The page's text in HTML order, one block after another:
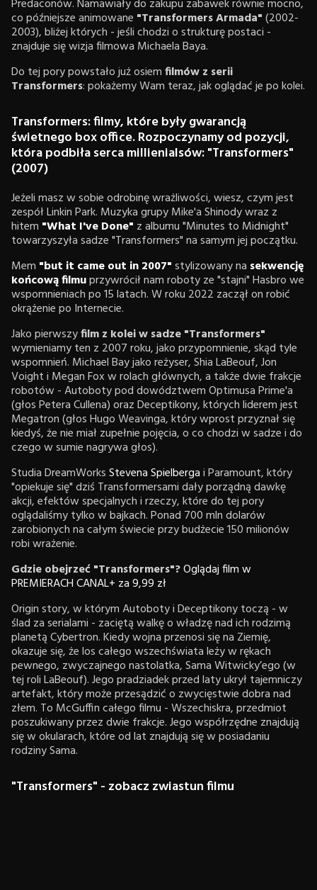
Predaconów. Namawiały do zakupu zabawek równie mocno,
co późniejsze animowane "Transformers Armada"(2002-
2003), bliżej których - jeśli chodzi o strukturę postaci -
znajduje się wizja filmowa Michaela Baya.
Do tej pory powstało już osiemfilmów z serii
Transformers:pokażemy Wam teraz, jak oglądać je po kolei.
Transformers: filmy, które były gwarancją
świetnego box office. Rozpoczynamy od pozycji,
która podbiła serca millienialsów: "Transformers"
(2007)
Jeżeli masz w sobie odrobinę wrażliwości, wiesz, czym jest
zespół Linkin Park. Muzyka grupy Mike'a Shinody wraz z
hitem "What I've Done" z albumu "Minutes to Midnight"
towarzyszyła sadze "Transformers" na samym jej początku.
Mem "but it came out in 2007"stylizowany na sekwencję
końcową filmuprzywrócił nam roboty ze "stajni" Hasbro we
wspomnieniach po 15 latach. W roku 2022 zaczął on robić
okrążenie po Internecie.
Jako pierwszyfilm z kolei w sadze "Transformers"
wymieniamy ten z 2007 roku, jako przypomnienie, skąd tyle
wspomnień. Michael Bay jako reżyser, Shia LaBeouf, Jon
Voight i Megan Fox w rolach głównych, a także dwie frakcje
robotów - Autoboty pod dowództwem Optimusa Prime'a
(głos Petera Cullena) oraz Deceptikony, których liderem jest
Megatron (głos Hugo Weavinga, który wprost przyznał się
kiedyś, że nie miał zupełnie pojęcia, o co chodzi w sadze i do
czego w sumie nagrywa głos).
Studia DreamWorksStevena Spielbergai Paramount, który
"opiekuje się" dziś Transformersami dały porządną dawkę
akcji, efektów specjalnych i rzeczy, które do tej pory
oglądaliśmy tylko w bajkach. Ponad 700 mln dolarów
zarobionych na całym świecie przy budżecie 150 milionów
robi wrażenie.
Gdzie obejrzeć "Transformers"?Oglądaj film w
PREMIERACH CANAL+ za 9,99 zł
Origin story, w którym Autoboty i Deceptikony toczą - w
ślad za serialami - zaciętą walkę o władzę nad ich rodzimą
planetą Cybertron. Kiedy wojna przenosi się na Ziemię,
okazuje się, że los całego wszechświata leży w rękach
pewnego, zwyczajnego nastolatka, Sama Witwicky’ego (w
tej roli LaBeouf). Jego pradziadek przed laty ukrył tajemniczy
artefakt, który może przesądzić o zwycięstwie dobra nad
złem. To McGuffin całego filmu - Wszechiskra, przedmiot
poszukiwany przez dwie frakcje. Jego współrzędne znajdują
się w okularach, które od lat znajdują się w posiadaniu
rodziny Sama.
"Transformers" - zobacz zwiastun filmu